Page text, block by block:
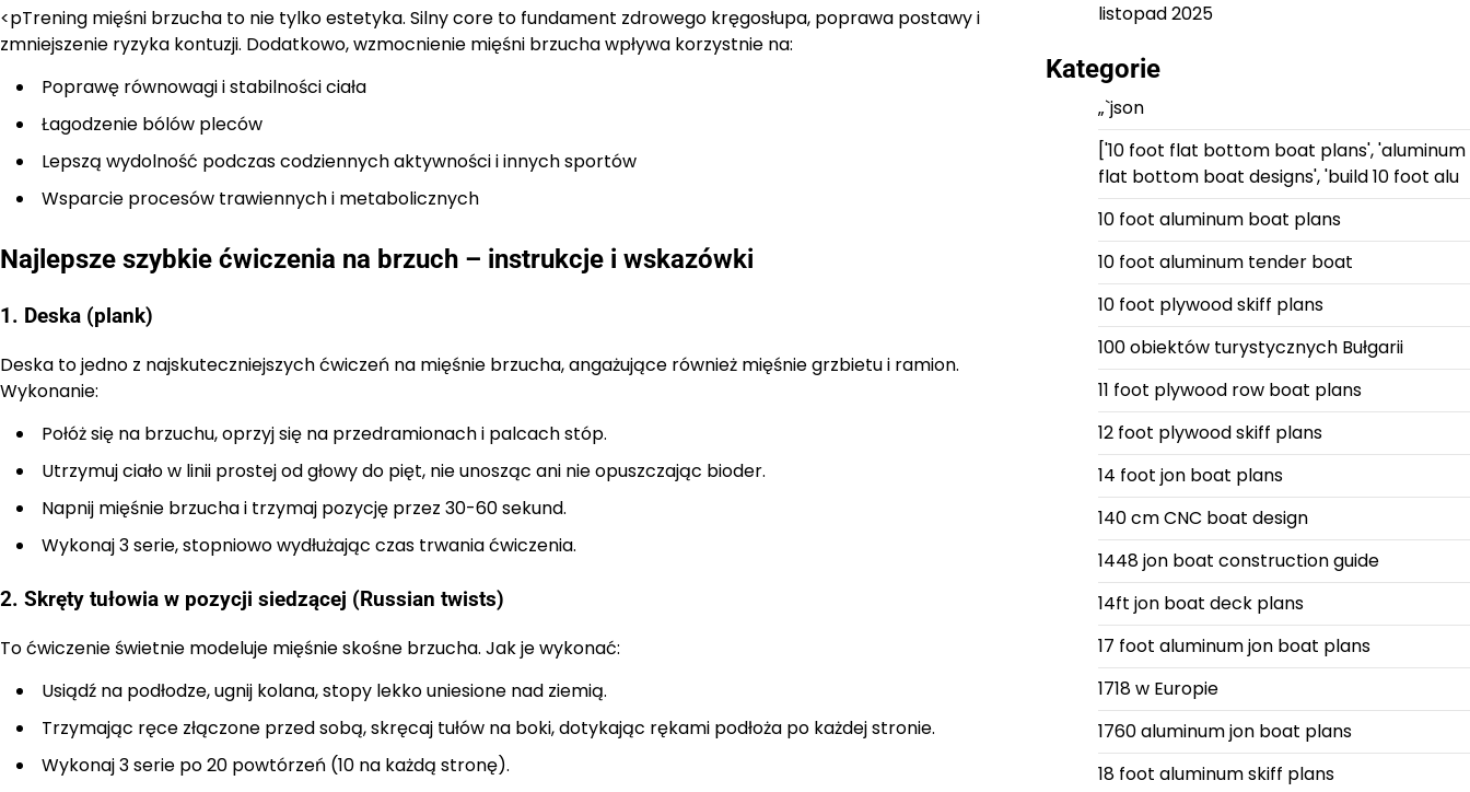
<pTrening mięśni brzucha to nie tylko estetyka. Silny core to fundament zdrowego kręgosłupa, poprawa postawy i
zmniejszenie ryzyka kontuzji. Dodatkowo, wzmocnienie mięśni brzucha wpływa korzystnie na:
Poprawę równowagi i stabilności ciała
Łagodzenie bólów pleców
Lepszą wydolność podczas codziennych aktywności i innych sportów
Wsparcie procesów trawiennych i metabolicznych
Najlepsze szybkie ćwiczenia na brzuch – instrukcje i wskazówki
1. Deska (plank)
Deska to jedno z najskuteczniejszych ćwiczeń na mięśnie brzucha, angażujące również mięśnie grzbietu i ramion.
Wykonanie:
Połóż się na brzuchu, oprzyj się na przedramionach i palcach stóp.
Utrzymuj ciało w linii prostej od głowy do pięt, nie unosząc ani nie opuszczając bioder.
Napnij mięśnie brzucha i trzymaj pozycję przez 30-60 sekund.
Wykonaj 3 serie, stopniowo wydłużając czas trwania ćwiczenia.
2. Skręty tułowia w pozycji siedzącej (Russian twists)
To ćwiczenie świetnie modeluje mięśnie skośne brzucha. Jak je wykonać:
Usiądź na podłodze, ugnij kolana, stopy lekko uniesione nad ziemią.
Trzymając ręce złączone przed sobą, skręcaj tułów na boki, dotykając rękami podłoża po każdej stronie.
Wykonaj 3 serie po 20 powtórzeń (10 na każdą stronę).
listopad 2025
Kategorie
„`json
['10 foot flat bottom boat plans', 'aluminum
flat bottom boat designs', 'build 10 foot alu
10 foot aluminum boat plans
10 foot aluminum tender boat
10 foot plywood skiff plans
100 obiektów turystycznych Bułgarii
11 foot plywood row boat plans
12 foot plywood skiff plans
14 foot jon boat plans
140 cm CNC boat design
1448 jon boat construction guide
14ft jon boat deck plans
17 foot aluminum jon boat plans
1718 w Europie
1760 aluminum jon boat plans
18 foot aluminum skiff plans